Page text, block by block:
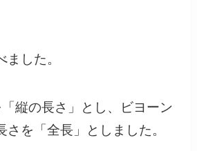
ました。
縦の長さ」とし、ビヨーン
さを「全長」としました。